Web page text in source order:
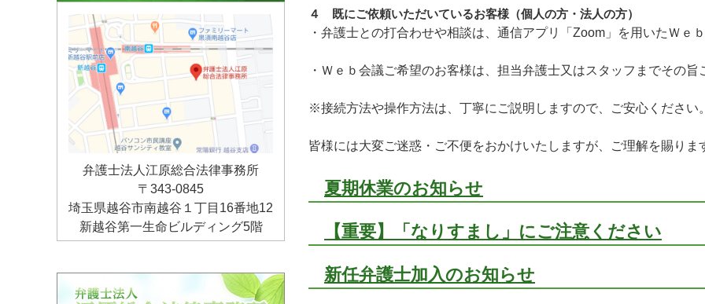
４ 既にご依頼いただいているお客様（個人の方・法人の方）
・弁護士との打合わせや相談は、通信アプリ「Zoom」を用いたＷｅ
・Ｗｅｂ会議ご希望のお客様は、担当弁護士又はスタッフまでその旨
※接続方法や操作方法は、丁寧にご説明しますので、ご安心ください。
皆様には大変ご迷惑・ご不便をおかけいたしますが、ご理解を賜りま
夏期休業のお知らせ
【重要】「なりすまし」にご注意ください
新任弁護士加入のお知らせ
弁護士法人江原総合法律事務所
〒343-0845
埼玉県越谷市南越谷１丁目16番地12
新越谷第一生命ビルディング5階